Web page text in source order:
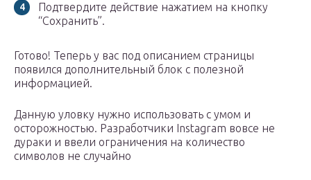
Подтвердите действие нажатием на кнопку
“Сохранить”.
Готово! Теперь у вас под описанием страницы
появился дополнительный блок с полезной
информацией.
Данную уловку нужно использовать с умом и
осторожностью. Разработчики Instagram вовсе не
дураки и ввели ограничения на количество
символов не случайно